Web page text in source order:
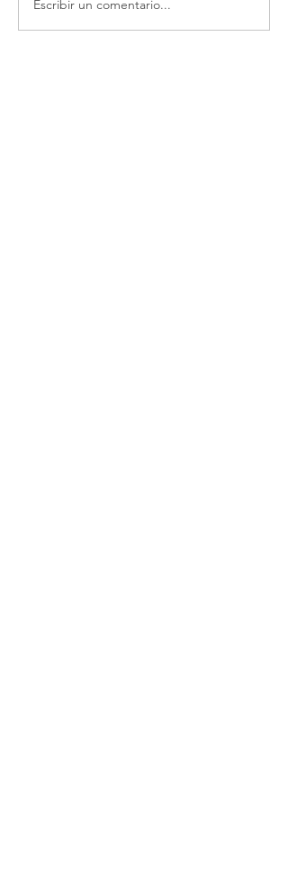
Escribir un comentario...